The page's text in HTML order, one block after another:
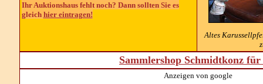
Ihr Auktionshaus fehlt noch? Dann sollten Sie es
gleich hier eintragen!
Altes
Sammlershop Schmidtkonz
Anzeigen von google